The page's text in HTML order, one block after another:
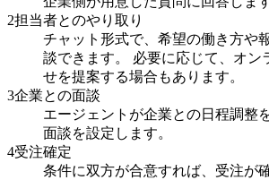
2担当者とのやり取り
チャット形式で、希望の働き方や
談できます。 必要に応じて、オン
せを提案する場合もあります。
3企業との面談
エージェントが企業との日程調整
面談を設定します。
4受注確定
条件に双方が合意すれば、受注が